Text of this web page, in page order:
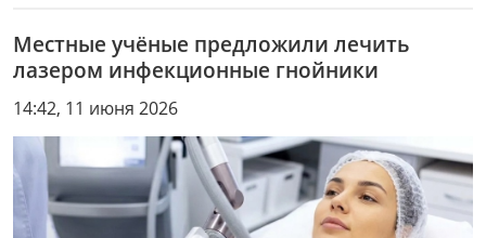
Местные учёные предложили лечить
лазером инфекционные гнойники
14:42, 11 июня 2026